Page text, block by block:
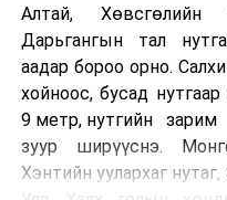
Алтай, Хөвсгөлийн
Дарьгангын тал
аадар бороо орно.
хойноос, бусад
9 метр, нутгийн
зуур ширүүснэ.
Хэнтийн уулархаг